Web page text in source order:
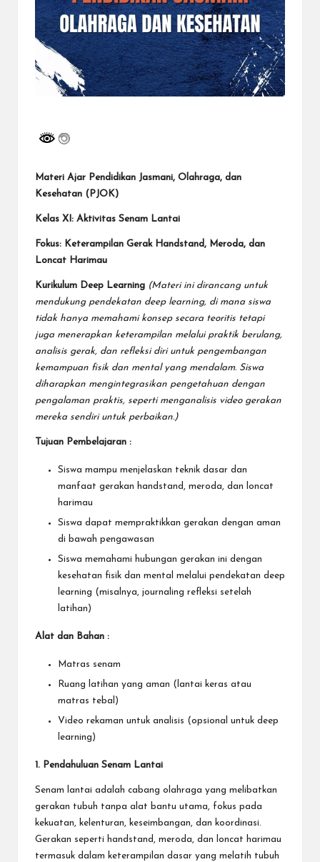
Materi Ajar Pendidikan Jasmani, Olahraga, dan
Kesehatan (PJOK)
Kelas XI: Aktivitas Senam Lantai
Fokus: Keterampilan Gerak Handstand, Meroda, dan
Loncat Harimau
Kurikulum Deep Learning (Materi ini dirancang untuk
mendukung pendekatan deep learning, di mana siswa
tidak hanya memahami konsep secara teoritis tetapi
juga menerapkan keterampilan melalui praktik berulang,
analisis gerak, dan refleksi diri untuk pengembangan
kemampuan fisik dan mental yang mendalam. Siswa
diharapkan mengintegrasikan pengetahuan dengan
pengalaman praktis, seperti menganalisis video gerakan
mereka sendiri untuk perbaikan.)
Tujuan Pembelajaran :
Siswa mampu menjelaskan teknik dasar dan
manfaat gerakan handstand, meroda, dan loncat
harimau
Siswa dapat mempraktikkan gerakan dengan aman
di bawah pengawasan
Siswa memahami hubungan gerakan ini dengan
kesehatan fisik dan mental melalui pendekatan deep
learning (misalnya, journaling refleksi setelah
latihan)
Alat dan Bahan :
Matras senam
Ruang latihan yang aman (lantai keras atau
matras tebal)
Video rekaman untuk analisis (opsional untuk deep
learning)
1. Pendahuluan Senam Lantai
Senam lantai adalah cabang olahraga yang melibatkan
gerakan tubuh tanpa alat bantu utama, fokus pada
kekuatan, kelenturan, keseimbangan, dan koordinasi.
Gerakan seperti handstand, meroda, dan loncat harimau
termasuk dalam keterampilan dasar yang melatih tubuh